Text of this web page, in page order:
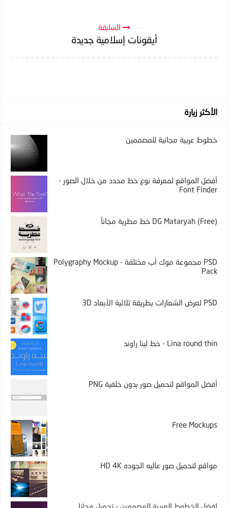
السابقة
أيقونات إسلامية جديدة
الأكثر زيارة
خطوط عربية مجانية للمصممين
أفضل المواقع لمعرفة نوع خط محدد من خلال الصور -
Font Finder
DG Mataryah (Free) خط مطرية مجاناً
PSD مجموعة موك أب مختلفة - Polygraphy Mockup
Pack
PSD لعرض الشعارات بطريقة ثلاثية الأبعاد 3D
Lina round thin - خط لينا راوند
أفضل المواقع لتحميل صور بدون خلفية PNG
Free Mockups
مواقع لتحميل صور عاليه الجوده HD 4K
افضل الخطوط العربية للمصممين - تحميل مجانا